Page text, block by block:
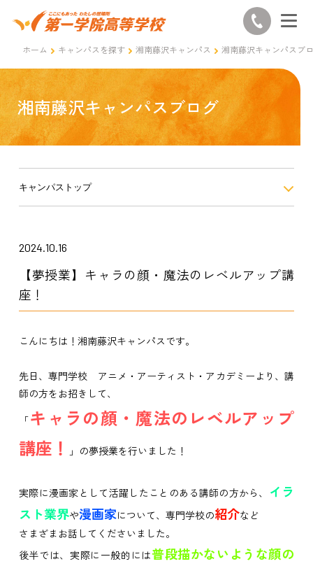
ホーム キャンパスを探す 湘南藤沢キャンパス 湘南藤沢キャンパスブ
湘南藤沢キャンパスブログ
キャンパストップ
2024.10.16
【夢授業】キャラの顔・魔法のレベルアップ講
座！
こんにちは！湘南藤沢キャンパスです。
先日、専門学校 アニメ・アーティスト・アカデミーより、講
師の方をお招きして、
「キャラの顔・魔法のレベルアップ
講座！
」の夢授業を行いました！
実際に漫画家として活躍したことのある講師の方から、
イラ
スト業界や漫画家について、専門学校の紹介など
さまざまお話してくださいました。
後半では、実際に一般的には普段描かないような顔の